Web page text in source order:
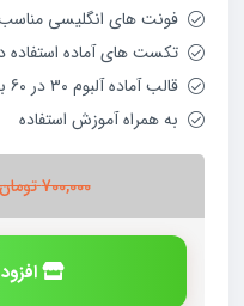
700,000
فونت های انگلیسی
تکست های آماده استفاده
قالب آماده آلبوم 30 در 60 به تعداد 10 برگ
به همراه آموزش استفاده